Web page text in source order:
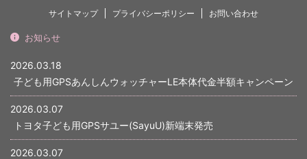
サイトマップ プライバシーポリシー お問い合わせ
お知らせ
2026.03.18
子ども用GPSあんしんウォッチャーLE本体代金半額キャンペーン
2026.03.07
トヨタ子ども用GPSサユー(SayuU)新端末発売
2026.03.07